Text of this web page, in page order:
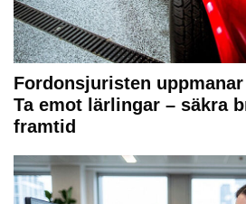
Fordonsjuristen
Ta emot lärlingar – säkra
framtid